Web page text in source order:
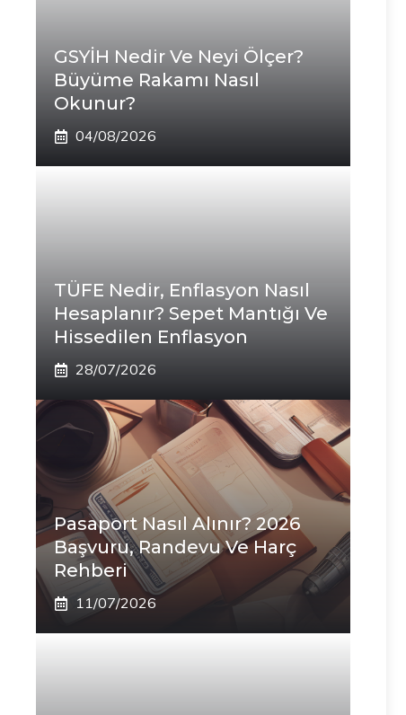
GSYİH Nedir Ve Neyi Ölçer?
Büyüme Rakamı Nasıl
Okunur?
04/08/2026
TÜFE Nedir, Enflasyon Nasıl
Hesaplanır? Sepet Mantığı Ve
Hissedilen Enflasyon
28/07/2026
Pasaport Nasıl Alınır? 2026
Başvuru, Randevu Ve Harç
Rehberi
11/07/2026